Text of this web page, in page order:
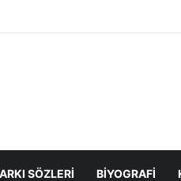
SÖZLERI BIYOGRAFI